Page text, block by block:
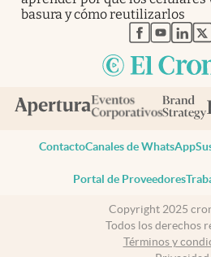
basura y cómo reutilizarlos
abre en
abre
ContactoCanales de WhatsApp
Portal de Proveedores
Copyright 2025
Todos los derechos
Términos y